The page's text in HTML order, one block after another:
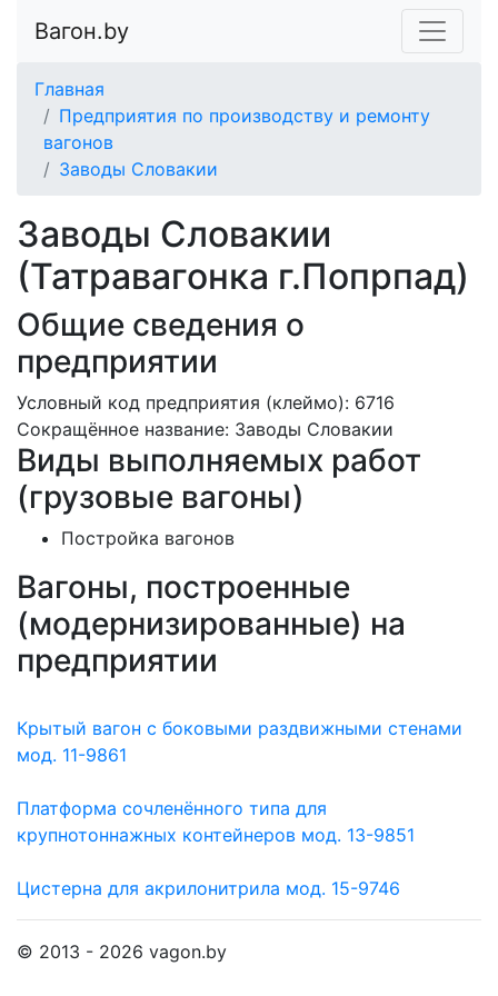
Вагон.by
Главная
Предприятия по производству и ремонту
вагонов
Заводы Словакии
Заводы Словакии
(Татравагонка г.Попрпад)
Общие сведения о
предприятии
Условный код предприятия (клеймо): 6716
Сокращённое название: Заводы Словакии
Виды выполняемых работ
(грузовые вагоны)
Постройка вагонов
Вагоны, построенные
(модернизированные) на
предприятии
Крытый вагон с боковыми раздвижными стенами
мод. 11-9861
Платформа сочленённого типа для
крупнотоннажных контейнеров мод. 13-9851
Цистерна для акрилонитрила мод. 15-9746
© 2013 - 2026 vagon.by